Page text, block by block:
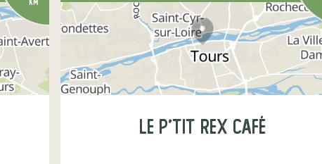
km
le p'tit rex café